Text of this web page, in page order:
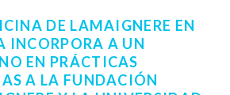
DE LAMAIGNERE EN
INCORPORA A UN
EN PRÁCTICAS
A LA FUNDACIÓN